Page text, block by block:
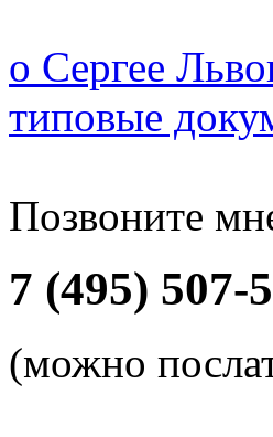
о Сергее
типовые
Позвоните
7 (495) 507-
(можно